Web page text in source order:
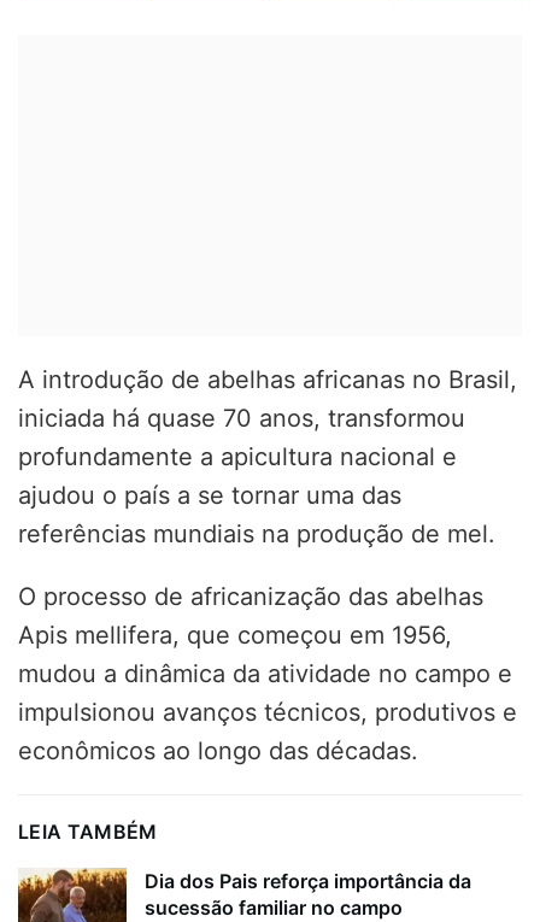
A introdução de abelhas africanas no Brasil,
iniciada há quase 70 anos, transformou
profundamente a apicultura nacional e
ajudou o país a se tornar uma das
referências mundiais na produção de mel.
O processo de africanização das abelhas
Apis mellifera, que começou em 1956,
mudou a dinâmica da atividade no campo e
impulsionou avanços técnicos, produtivos e
econômicos ao longo das décadas.
LEIA TAMBÉM
Dia dos Pais reforça importância da
sucessão familiar no campo